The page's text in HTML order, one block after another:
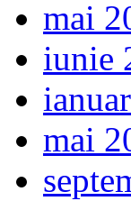
mai
iunie
mai